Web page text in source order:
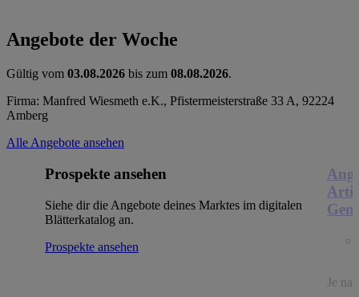
Angebote der Woche
Gültig vom 03.08.2026 bis zum 08.08.2026.
Firma: Manfred Wiesmeth e.K., Pfistermeisterstraße 33 A, 92224
Amberg
Alle Angebote ansehen
Prospekte ansehen
Siehe dir die Angebote deines Marktes im digitalen
Blätterkatalog an.
Prospekte ansehen
Je